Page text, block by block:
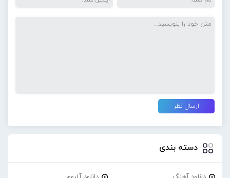
دسته بندی